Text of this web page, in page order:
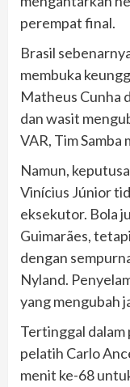
perempat final.
Brasil
membuka
Matheus Cunha
dan wasit
VAR, Tim
Namun,
Vinícius Júnior
eksekutor. Bola
Guimarães,
dengan
Nyland.
yang mengubah
Tertinggal
pelatih Carlo
menit ke-68